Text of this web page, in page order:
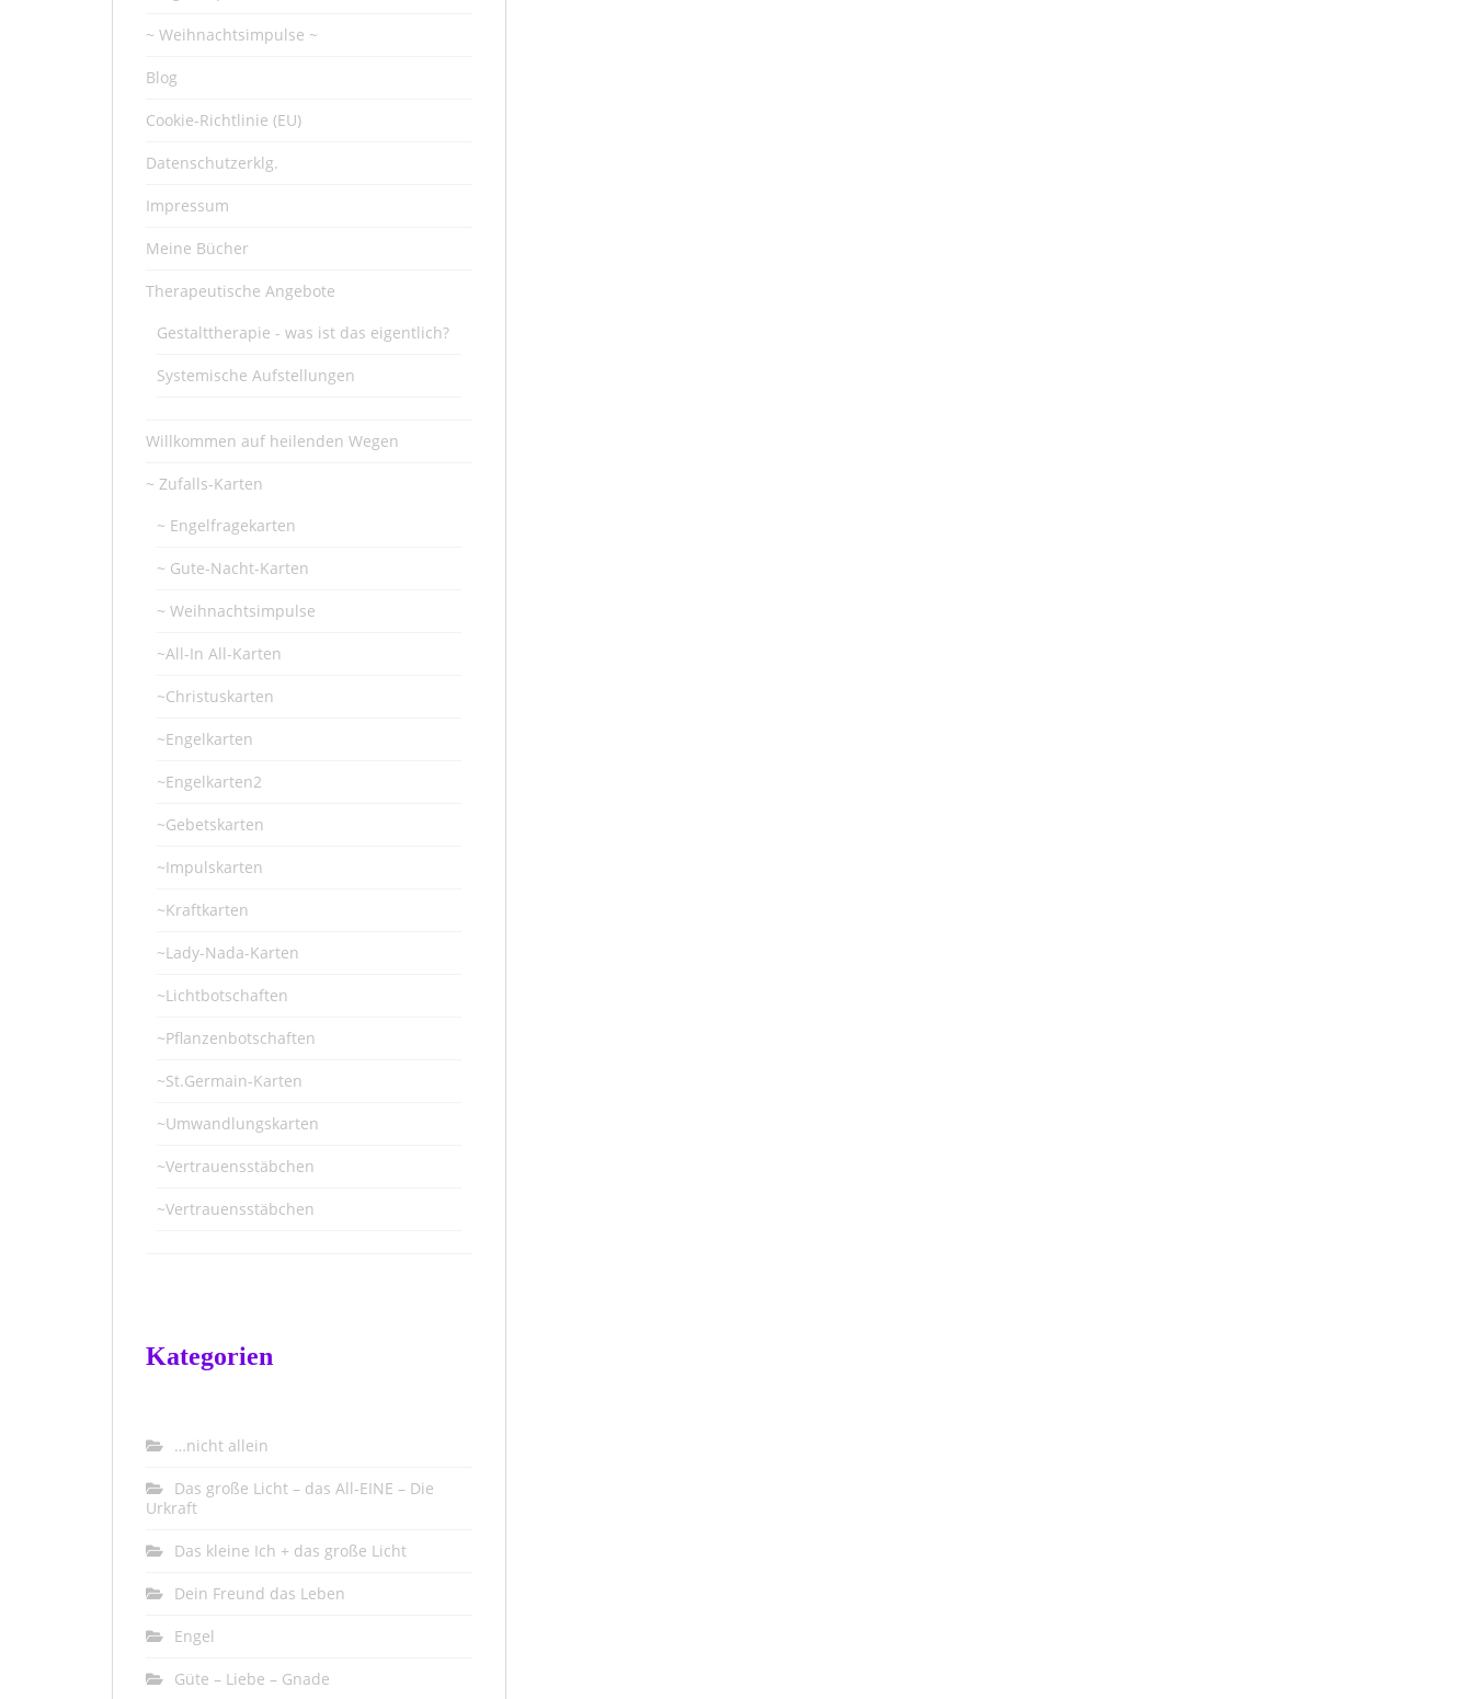
~ Weihnachtsimpulse ~
Blog
Cookie-Richtlinie (EU)
Datenschutzerklg.
Impressum
Meine Bücher
Therapeutische Angebote
Gestalttherapie - was ist das eigentlich?
Systemische Aufstellungen
Willkommen auf heilenden Wegen
~ Zufalls-Karten
~ Engelfragekarten
~ Gute-Nacht-Karten
~ Weihnachtsimpulse
~All-In All-Karten
~Christuskarten
~Engelkarten
~Engelkarten2
~Gebetskarten
~Impulskarten
~Kraftkarten
~Lady-Nada-Karten
~Lichtbotschaften
~Pflanzenbotschaften
~St.Germain-Karten
~Umwandlungskarten
~Vertrauensstäbchen
~Vertrauensstäbchen
Kategorien
…nicht allein
Das große Licht – das All-EINE – Die
Urkraft
Das kleine Ich + das große Licht
Dein Freund das Leben
Engel
Güte – Liebe – Gnade